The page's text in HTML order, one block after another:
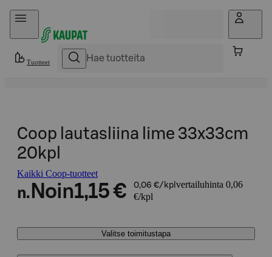
Hyppää sisältöön
Tuotteet
Coop lautasliina lime 33x33cm
20kpl
Kaikki Coop-tuotteet
n. Noin1,15 € 0,06 €/kpl vertailuhinta 0,06
€/kpl
Valitse toimitustapa